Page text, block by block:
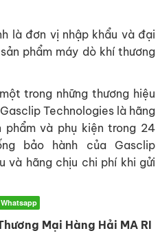
là đơn vị nhập khẩu và đại
phẩm máy dò khí thương
trong những thương hiệu
Technologies là hãng
phẩm và phụ kiện trong 24
bảo hành của Gasclip
và hãng chịu chi phí khi gửi
Whatsapp
Mại Hàng Hải MA RI